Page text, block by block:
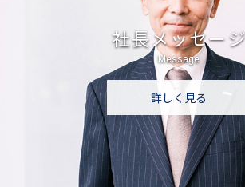
社長メッセージ
Message
詳しく見る